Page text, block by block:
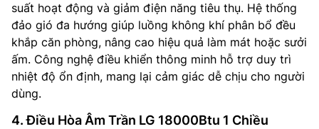
suất hoạt động và giảm điện năng tiêu thụ. Hệ thống
đảo gió đa hướng giúp luồng không khí phân bổ đều
khắp căn phòng, nâng cao hiệu quả làm mát hoặc sưởi
ấm. Công nghệ điều khiển thông minh hỗ trợ duy trì
nhiệt độ ổn định, mang lại cảm giác dễ chịu cho người
dùng.
4. Điều Hòa Âm Trần LG 18000Btu 1 Chiều